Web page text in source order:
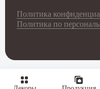
Политика
Политика по